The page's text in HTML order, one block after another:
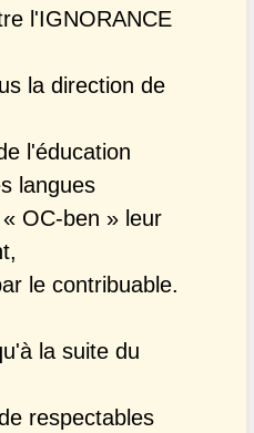
l'IGNORANCE
la direction de
l'éducation
langues
OC-ben » leur
le contribuable.
la suite du
respectables